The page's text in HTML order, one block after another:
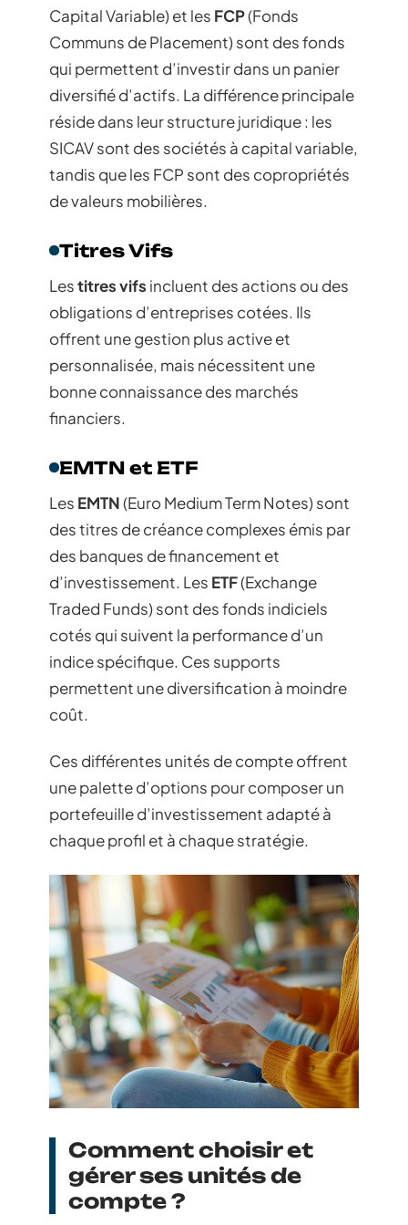
Capital Variable) et les FCP(Fonds
Communs de Placement) sont des fonds
qui permettent d’investir dans un panier
diversifié d’actifs. La différence principale
réside dans leur structure juridique : les
SICAV sont des sociétés à capital variable,
tandis que les FCP sont des copropriétés
de valeurs mobilières.
Titres Vifs
Lestitres vifs incluent des actions ou des
obligations d’entreprises cotées. Ils
offrent une gestion plus active et
personnalisée, mais nécessitent une
bonne connaissance des marchés
financiers.
EMTN et ETF
Les EMTN(Euro Medium Term Notes) sont
des titres de créance complexes émis par
des banques de financement et
d’investissement. Les ETF(Exchange
Traded Funds) sont des fonds indiciels
cotés qui suivent la performance d’un
indice spécifique. Ces supports
permettent une diversification à moindre
coût.
Ces différentes unités de compte offrent
une palette d’options pour composer un
portefeuille d’investissement adapté à
chaque profil et à chaque stratégie.
Comment choisir et
gérer ses unités de
compte ?